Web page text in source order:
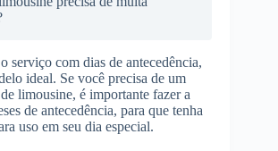
serviço com dias de antecedência,
ideal. Se você precisa de um
limousine, é importante fazer a
de antecedência, para que tenha
uso em seu dia especial.